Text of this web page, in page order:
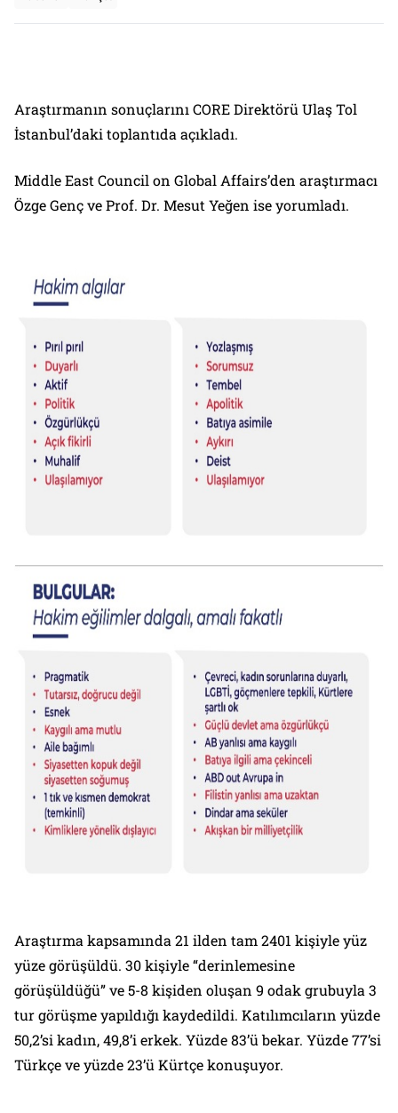
Araştırmanın sonuçlarını CORE Direktörü Ulaş Tol
İstanbul’daki toplantıda açıkladı.
Middle East Council on Global Affairs’den araştırmacı
Özge Genç ve Prof. Dr. Mesut Yeğen ise yorumladı.
Araştırma kapsamında 21 ilden tam 2401 kişiyle yüz
yüze görüşüldü. 30 kişiyle “derinlemesine
görüşüldüğü” ve 5-8 kişiden oluşan 9 odak grubuyla 3
tur görüşme yapıldığı kaydedildi. Katılımcıların yüzde
50,2’si kadın, 49,8’i erkek. Yüzde 83’ü bekar. Yüzde 77’si
Türkçe ve yüzde 23’ü Kürtçe konuşuyor.